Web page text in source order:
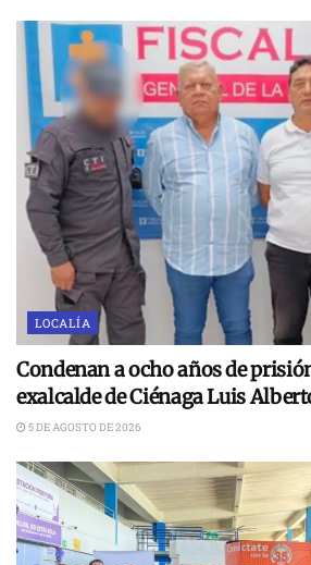
LOCALÍA
Condenan a ocho años de
exalcalde de Ciénaga Luis
5 DE AGOSTO DE 2026